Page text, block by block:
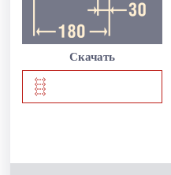
Скачать